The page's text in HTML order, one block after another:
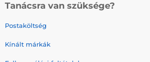
Tanácsra van szüksége?
Postaköltség
Kínált márkák